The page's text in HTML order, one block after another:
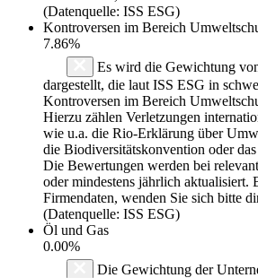
(Datenquelle: ISS ESG)
Kontroversen im Bereich
7.86%
Es wird die Gewichtung
dargestellt, die laut ISS ESG in
Kontroversen im Bereich
Hierzu zählen Verletzungen
wie u.a. die Rio-Erklärung über
die Biodiversitätskonvention oder
Die Bewertungen werden bei
oder mindestens jährlich aktualisiert.
Firmendaten, wenden Sie sich bitte
(Datenquelle: ISS ESG)
Öl und Gas
0.00%
Die Gewichtung der